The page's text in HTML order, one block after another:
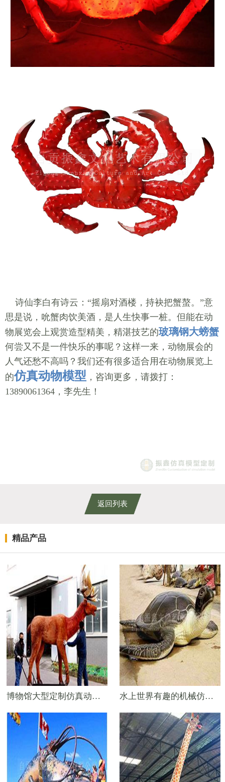
诗仙李白有诗云：“摇扇对酒楼，持袂把蟹螯。”意
思是说，吮蟹肉饮美酒，是人生快事一桩。但能在动
物展览会上观赏造型精美，精湛技艺的玻璃钢大螃蟹
何尝又不是一件快乐的事呢？这样一来，动物展会的
人气还愁不高吗？我们还有很多适合用在动物展览上
的仿真动物模型 ，咨询更多，请拨打：
13890061364，李先生！
返回列表
精品产品
博物馆大型定制仿真动物——6米大角鹿模型 水上世界有趣的机械仿真动物——2.5米仿真海龟